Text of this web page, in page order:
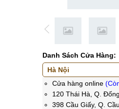
Danh Sách Cửa Hàng:
Cửa hàng online
120 Thái Hà, Q.
398 Cầu Giấy, Q.